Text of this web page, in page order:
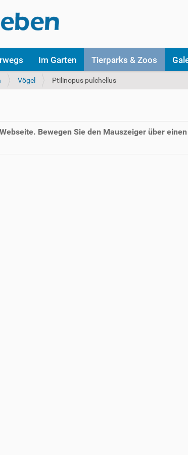
Im Garten Tierparks & Zoos
Vögel Ptilinopus pulchellus
Bewegen Sie den Mauszeiger über